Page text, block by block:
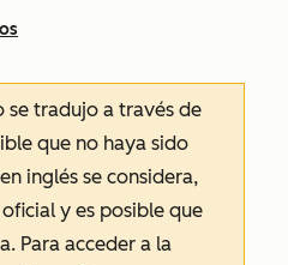
se tradujo a través de
que no haya sido
inglés se considera,
y es posible que
Para acceder a la